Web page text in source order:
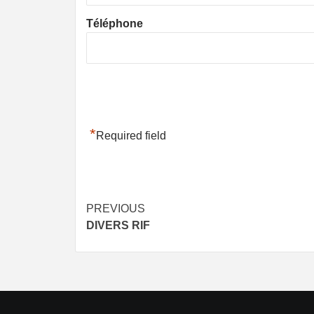
Téléphone
*Required field
Post
navigation
PREVIOUS
DIVERS RIF